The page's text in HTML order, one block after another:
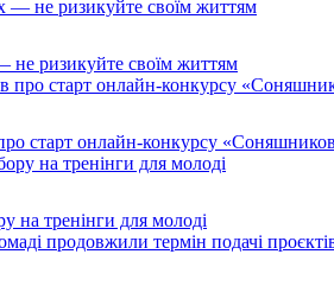
не ризикуйте своїм життям
старт онлайн-конкурсу
на тренінги для молоді